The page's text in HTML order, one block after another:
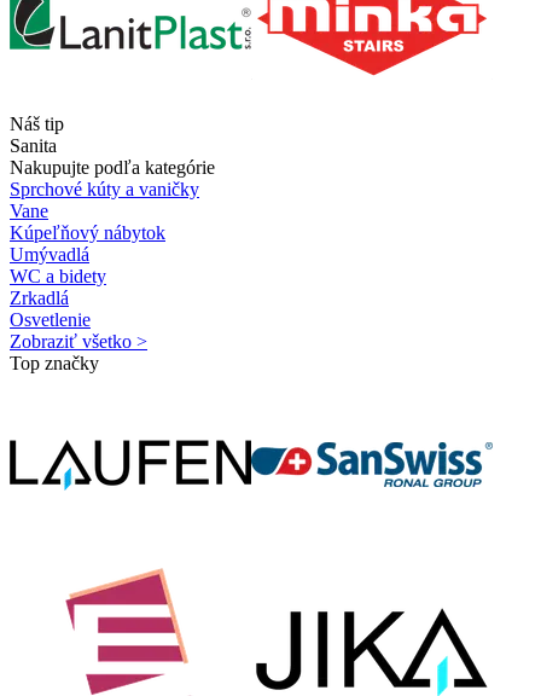
Náš tip
Sanita
Nakupujte podľa kategórie
Sprchové kúty a vaničky
Vane
Kúpeľňový nábytok
Umývadlá
WC a bidety
Zrkadlá
Osvetlenie
Zobraziť všetko >
Top značky